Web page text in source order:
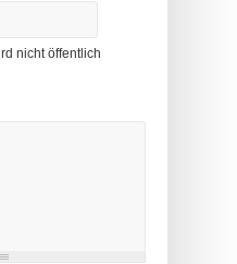
nicht öffentlich